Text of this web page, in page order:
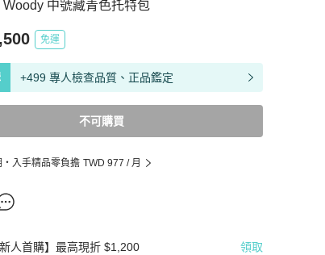
中號藏青色托特包
免運
+499 專人檢查品質、正品鑑定
不可購買
入手精品零負擔 TWD 977 / 月
新人首購】最高現折 $1,200 領取